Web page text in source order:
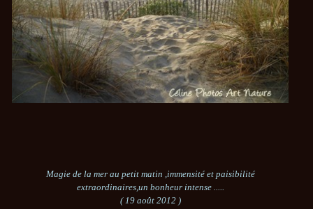
Magie de la mer au petit matin ,immensité et paisibilité
extraordinaires,un bonheur intense .....
( 19 août 2012 )